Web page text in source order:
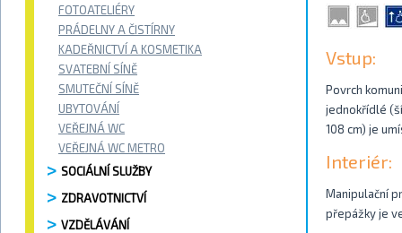
FOTOATELIÉRY
PRÁDELNY A ČISTÍRNY
KADEŘNICTVÍ A KOSMETIKA
SVATEBNÍ SÍNĚ
SMUTEČNÍ SÍNĚ
UBYTOVÁNÍ
VEŘEJNÁ WC
VEŘEJNÁ WC METRO
SOCIÁLNÍ SLUŽBY
ZDRAVOTNICTVÍ
VZDĚLÁVÁNÍ
Vstup:
Povrch
jednokřídlé
108 cm) je
Interiér:
Manipulační
přepážky je